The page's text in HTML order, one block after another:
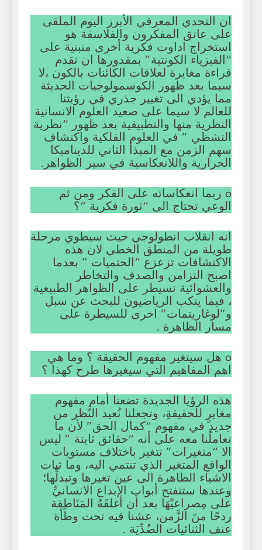
ان التحدي المعرفي الأبرز اليوم الملقى
على عاتق المفكرون والفلاسفة هو
استخراج اداوت فكرية أخرى منبنية على
“الفيزياء الكونتية” بمقدورها ان تقدم
قراءة مغايرة لعلاقات الكائنات بالكون ،لا
سيما بعد ظهور الكوسمولوجيات الحديثة
مما يؤدي الى تغيير جذري في رؤيتنا
للعالم لا سيما على صعيد العلوم الانسانية
النظرية منها والتطبيقية بعد ظهور “نظرية
التشظي ” في العلوم الفلكية واكتشاف
سهم الزمن مع المبذأ الثاني للديناميكا
الحرارية واللانعكاسية في سير الظواهر.
o ربما انعكاساته على الفكر ومن ثم
الوعي تحتاج الى “ثورة فكرية “؟
انه انقلاب انطولوجي حيث سيطوي مرحلة
طويلة من المنطق الخطي لان هذه
الاكتشافات تزعزع “الحتميات ” بعدما
اصبح التزامن والصدف والتخاطر
والعشوائية تسيطر على الظواهر الطبيعية
، فيما ينكب الرياضيون للبحث عن سبل
و”لوغاريتمات” اخرى للسيطرة على
مسار الظاهرة .
o هل سيتغير مفهوم الحقيقة ؟ وما هي
اهم المفاهيم التي سيغيرها طرح كهذا ؟
هذه الرؤيا الجديدة تضعنا أمام مفهوم
مغايرٍ للحقيقةِ، وتجعلنا نُعيد النَّظر من
جديدٍ في مفهوم “كمال الحق” لأن ما
تعاملنا معه على أنه “حقائق ثابتة ” ليس
الا “متغيرات” تتغير باختلاف مستويات
الواقع المتغير الذي تنتمي اليه، وما ثبات
الاشياء الظاهرة الى عين تغيرها وتبدلِّها؛
وعندها ستنفتح أبواب الإبداع الانسانيِّ
على مِصراعيْهَا بعد أن أغلقَهُ المَنَاطِقة
ردحًا منَ الزَّمن، عشنا فيه تحت وطأة
عنف الثنائيات الضُدِّيَة .